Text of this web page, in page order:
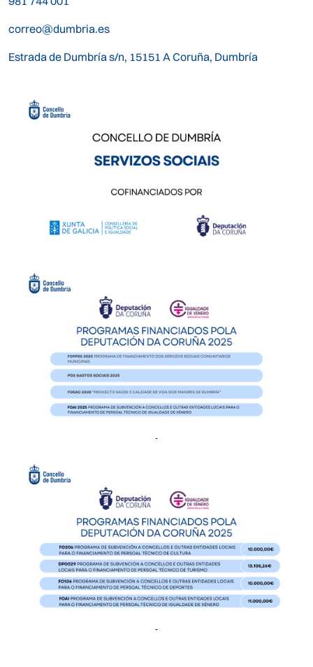
correo@dumbria.es
Estrada de Dumbría s/n, 15151 A Coruña, Dumbría